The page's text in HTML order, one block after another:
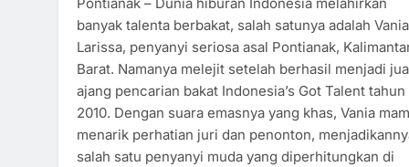
banyak talenta berbakat, salah satunya adalah Vania
Larissa, penyanyi seriosa asal Pontianak,
Barat. Namanya melejit setelah berhasil menjadi
ajang pencarian bakat Indonesia’s Got Talent tahun
2010. Dengan suara emasnya yang khas, Vania
menarik perhatian juri dan penonton,
salah satu penyanyi muda yang diperhitungkan di